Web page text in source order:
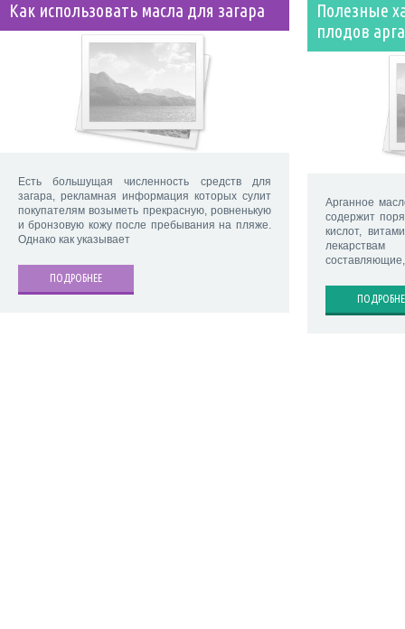
Как использовать масла для загара
Есть большущая численность средств для
загара, рекламная информация которых сулит
покупателям возыметь прекрасную, ровненькую
и бронзовую кожу после пребывания на пляже.
Однако как указывает
ПОДРОБНЕЕ
Полезные
плодов
Арганное
содержит
кислот,